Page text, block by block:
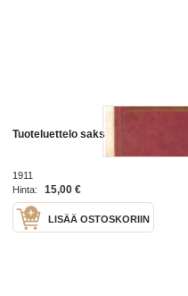
Tuoteluettelo saksalainen
1911
Hinta:
15,00 €
LISÄÄ OSTOSKORIIN